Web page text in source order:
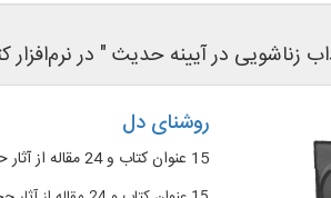
زناشویی در آیینه حدیث " در نرم‌افزار
روشنای دل
15 عنوان کتاب و 24 مقاله از آثار حجت‌ الاسلام دکترعلی غضنفری به همراه ده‌ها قطعه از سخنرانی‌ها